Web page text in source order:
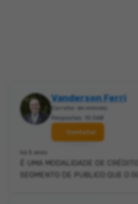
Vanderson Ferri
Corretor de imóveis
Respostas: 10.068
Contatar
há 5 anos
É UMA MODALIDADE DE
SEGMENTO DE PUBLICO QUE O